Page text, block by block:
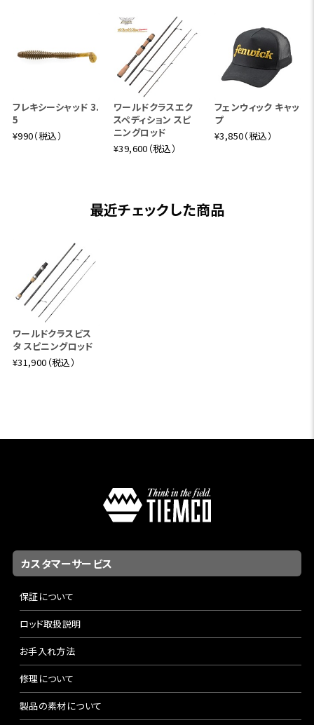
穂先から穂持ちにかけて、しなやかに曲がってルアーの挙動
を安定させつつ頃合いの所で適度に張を持たせて針の刺さ
り込みをより深くする。スムースなフッキングとルアーの安定
性をバランスさせる柔らか過ぎず硬すぎないしなやかさに設
定しました。次にアユが掛かってからですが、アユのパワフル
な突っ込みに身切れやハリ伸びで悔しい思いを経験したこ
とのある方は多いのではないでしょうか。特にミドルセクショ
ッドに必要なのはアユの突っ込みに追従してある程度溜め
長くなればその分突っ込みを吸収し、かわしやすくなります
が、キャスティングゲームの場合あまりに長いロッドは現実
的ではありません。ルアーの細やかな操作性と竿の取り回
し、キャスタビリティなどを総合的に考えて行きついたのが9f
t6inの長さです。
操作性を維持しながらも少し長めの9ft6inのレングスはベ
リー部分のしなやかさと相まってファイト中の安心感が伝わ
ドクラスビスタシリーズで存分にお楽しみください。
フレキシーシャッド 3.
5
¥990（税込）
ワールドクラスエク
スペディション スピ
ニングロッド
¥39,600（税込）
フェンウィック キャッ
プ
¥3,850（税込）
最近チェックした商品
ワールドクラスビス
タ スピニングロッド
¥31,900（税込）
カスタマーサービス
保証について
ロッド取扱説明
お手入れ方法
修理について
製品の素材について